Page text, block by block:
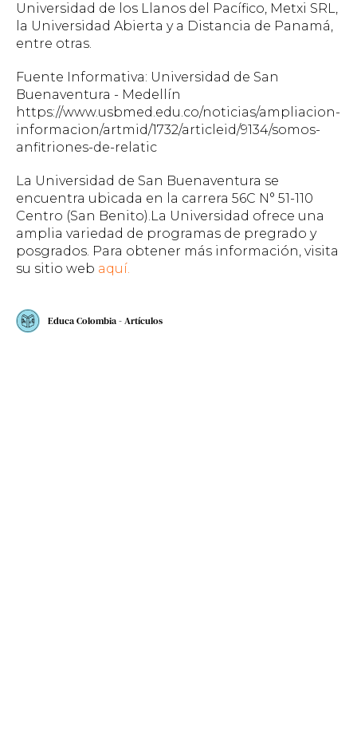
Universidad de los Llanos del Pacífico, Metxi SRL,
la Universidad Abierta y a Distancia de Panamá,
entre otras.
Fuente Informativa: Universidad de San
Buenaventura - Medellín
https://www.usbmed.edu.co/noticias/ampliacion-
informacion/artmid/1732/articleid/9134/somos-
anfitriones-de-relatic
La Universidad de San Buenaventura se
encuentra ubicada en la carrera 56C N° 51-110
Centro (San Benito).La Universidad ofrece una
amplia variedad de programas de pregrado y
posgrados. Para obtener más información, visita
su sitio web aquí.
Educa Colombia - Artículos